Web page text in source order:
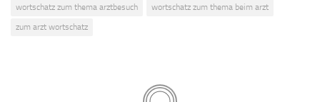
wortschatz zum thema arztbesuch
wortschatz zum thema beim arzt
zum arzt wortschatz